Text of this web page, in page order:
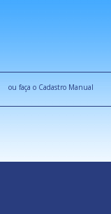
ou faça o Cadastro Manual